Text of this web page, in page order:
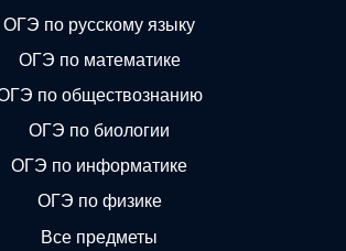
ОГЭ по русскому языку
ОГЭ по математике
по обществознанию
ОГЭ по биологии
ОГЭ по информатике
ОГЭ по физике
Все предметы